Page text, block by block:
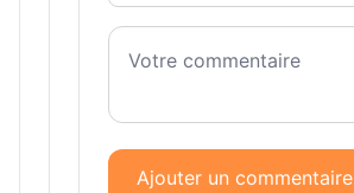
Ajouter un commentaire